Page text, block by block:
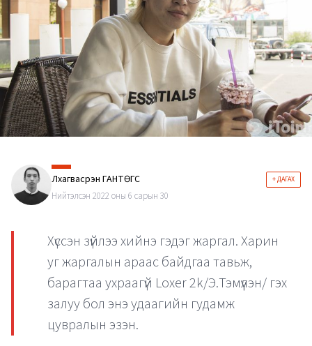
Лхагвасүрэн ГАНТӨГС + ДАГАХ
Нийтэлсэн 2022 оны 6 сарын 30
Хүссэн зүйлээ хийнэ гэдэг жаргал. Харин
уг жаргалын араас байдгаа тавьж,
барагтаа ухраагүй Loxer 2k/Э.Тэмүүлэн/ гэх
залуу бол энэ удаагийн гудамж
цувралын эзэн.